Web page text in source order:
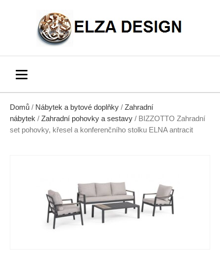
Domů / Nábytek a bytové doplňky / Zahradní
nábytek / Zahradní pohovky a sestavy / BIZZOTTO Zahradní
set pohovky, křesel a konferenčního stolku ELNA antracit